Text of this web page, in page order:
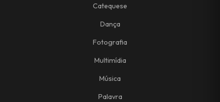
Catequese
Dança
Fotografia
Multimídia
Música
Palavra